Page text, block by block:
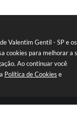
Valentim Gentil - SP e os
cookies para melhorar a
Ao continuar você
Política de Cookies e